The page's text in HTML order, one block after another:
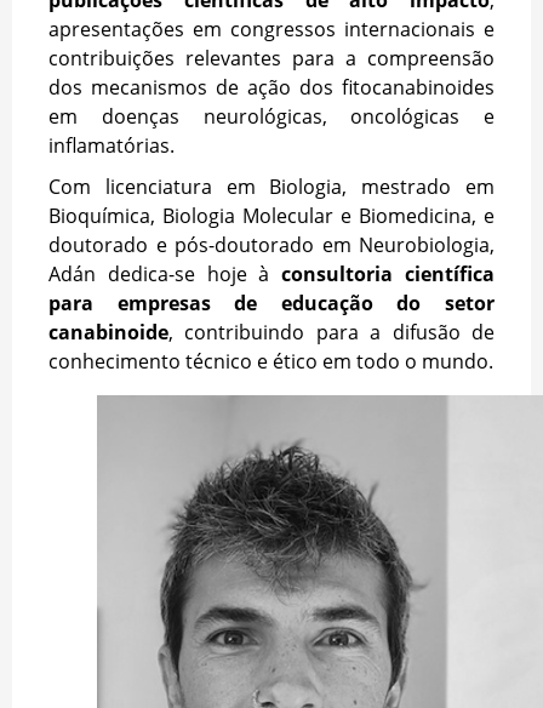
apresentações em congressos internacionais e
contribuições relevantes para a compreensão
dos mecanismos de ação dos fitocanabinoides
em doenças neurológicas, oncológicas e
inflamatórias.
Com licenciatura em Biologia, mestrado em
Bioquímica, Biologia Molecular e Biomedicina, e
doutorado e pós-doutorado em Neurobiologia,
Adán dedica-se hoje àconsultoria científica
para empresas de educação do setor
canabinoide, contribuindo para a difusão de
conhecimento técnico e ético em todo o mundo.